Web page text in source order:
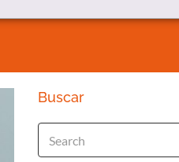
Buscar